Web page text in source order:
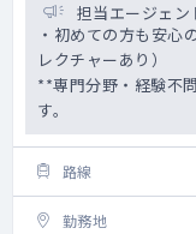
担当エージェン
・初めての方も安心
レクチャーあり）
**専門分野・経験不
す。
路線
勤務地